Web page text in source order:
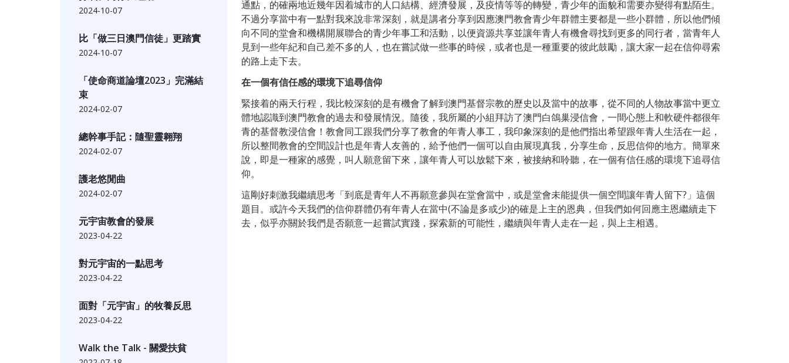
2024-10-07
比「做三日澳門信徒」更踏實
2024-10-07
「使命商道論壇2023」完滿結
束
2024-02-07
總幹事手記：隨聖靈翱翔
2024-02-07
護老悠閒曲
2024-02-07
元宇宙教會的發展
2023-04-22
對元宇宙的一點思考
2023-04-22
面對「元宇宙」的牧養反思
2023-04-22
Walk the Talk - 關愛扶貧
通點，的確兩地近幾年因着城市的人口結構、經濟發展，及疫情等等的轉變，青少年的面貌和需要亦變得有點陌生。
不過分享當中有一點對我來說非常深刻，就是講者分享到因應澳門教會青少年群體主要都是一些小群體，所以他們傾
向不同的堂會和機構開展聯合的青少年事工和活動，以便資源共享並讓年青人有機會尋找到更多的同行者，當青年人
見到一些年紀和自己差不多的人，也在嘗試做一些事的時候，或者也是一種重要的彼此鼓勵，讓大家一起在信仰尋索
的路上走下去。
在一個有信任感的環境下追尋信仰
緊接着的兩天行程，我比較深刻的是有機會了解到澳門基督宗教的歷史以及當中的故事，從不同的人物故事當中更立
體地認識到澳門教會的過去和發展情況。隨後，我所屬的小組拜訪了澳門白鴿巢浸信會，一間心態上和軟硬件都很年
青的基督教浸信會！教會同工跟我們分享了教會的年青人事工，我印象深刻的是他們指出希望跟年青人生活在一起，
所以整間教會的空間設計也是年青人友善的，給予他們一個可以自由展現真我，分享生命，反思信仰的地方。簡單來
說，即是一種家的感覺，叫人願意留下來，讓年青人可以放鬆下來，被接納和聆聽，在一個有信任感的環境下追尋信
仰。
這剛好刺激我繼續思考「到底是青年人不再願意參與在堂會當中，或是堂會未能提供一個空間讓年青人留下?」這個
題目。或許今天我們的信仰群體仍有年青人在當中(不論是多或少)的確是上主的恩典，但我們如何回應主恩繼續走下
去，似乎亦關於我們是否願意一起嘗試實踐，探索新的可能性，繼續與年青人走在一起，與上主相遇。